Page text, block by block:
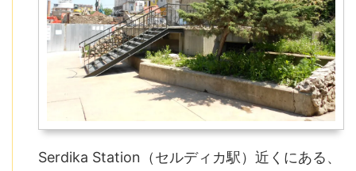
Serdika Station（セルディカ駅）近くにある、